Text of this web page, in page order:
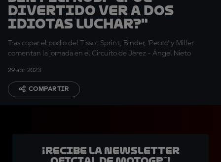
divertido ver a dos
idiotas luchar?"
Tras copar el podio del Tissot Sprint, Binder, 'Pecco' y Miller
comentan la jornada en el Circuito de Jerez - Ángel Nieto
29 abr 2023
COMPARTIR
¡Recibe la Newsletter